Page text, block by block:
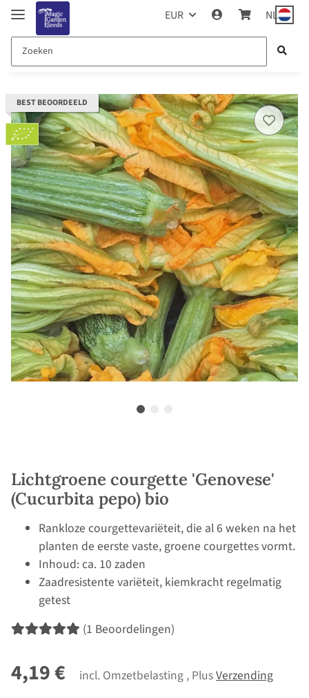
EUR NL
BEST BEOORDEELD
Lichtgroene courgette 'Genovese'
(Cucurbita pepo) bio
Rankloze courgettevariëteit, die al 6 weken na het
planten de eerste vaste, groene courgettes vormt.
Inhoud: ca. 10 zaden
Zaadresistente variëteit, kiemkracht regelmatig
getest
(1 Beoordelingen)
4,19 € incl. Omzetbelasting , PlusVerzending